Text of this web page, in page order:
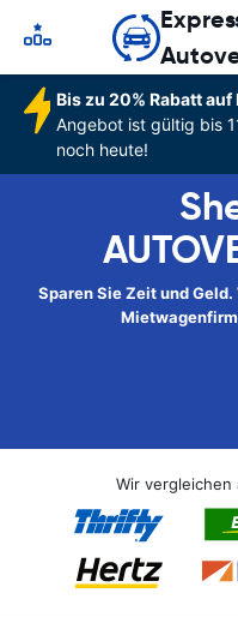
Bis zu 20% Rabatt
Angebot ist gültig bis
noch heute!
Sparen Sie Zeit und
Wir vergleichen